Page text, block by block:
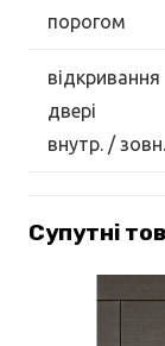
порогом
відкривання
двері
внутр. / зовн.
Супутні